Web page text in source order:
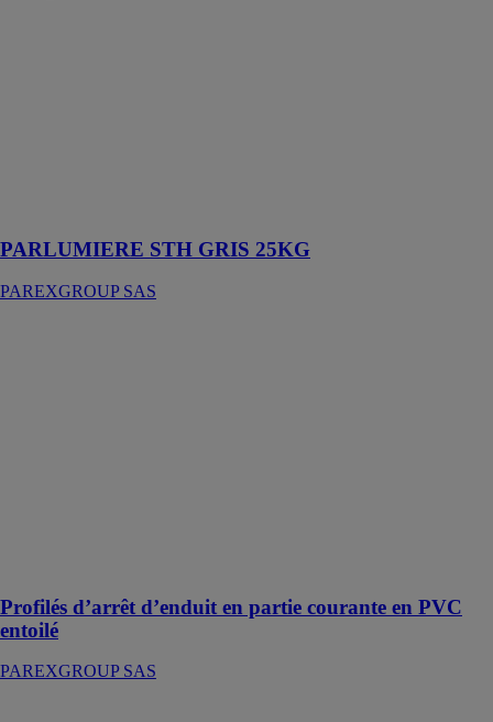
PARLUMIERE STH GRIS 25KG
PAREXGROUP SAS
Profilés d’arrêt d’enduit en partie courante en PVC
entoilé
PAREXGROUP SAS